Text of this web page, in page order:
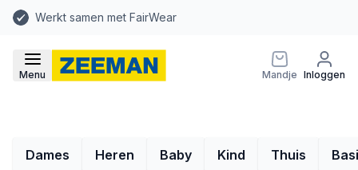
Werkt samen met FairWear
Menu Mandje Inloggen
Dames Heren Baby Kind Thuis